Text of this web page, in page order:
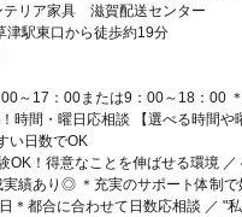
テリア家具 滋賀配送センター
津駅東口から徒歩約19分
～17：00または9：00～18：00
時間・曜日応相談 【選べる時間や
い日数でOK
OK！得意なことを伸ばせる環境
績あり◎ ＊充実のサポート体制で
＊都合に合わせて日数応相談 ／ "